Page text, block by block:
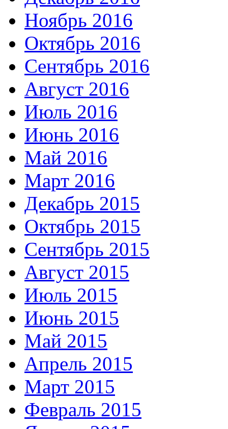
Ноябрь 2016
Октябрь 2016
Сентябрь 2016
Август 2016
Июль 2016
Июнь 2016
Май 2016
Март 2016
Декабрь 2015
Октябрь 2015
Сентябрь 2015
Август 2015
Июль 2015
Июнь 2015
Май 2015
Апрель 2015
Март 2015
Февраль 2015